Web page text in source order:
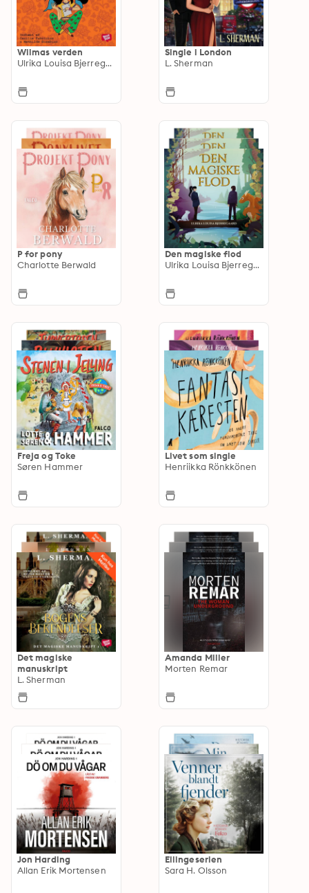
Wilmas verden
Ulrika Louisa Bjerregaard
Single i London
L. Sherman
P for pony
Charlotte Berwald
Den magiske flod
Ulrika Louisa Bjerregaard
Freja og Toke
Søren Hammer
Livet som single
Henriikka Rönkkönen
Det magiske
manuskript
L. Sherman
Amanda Miller
Morten Remar
Jon Harding
Allan Erik Mortensen
Ellingeserien
Sara H. Olsson